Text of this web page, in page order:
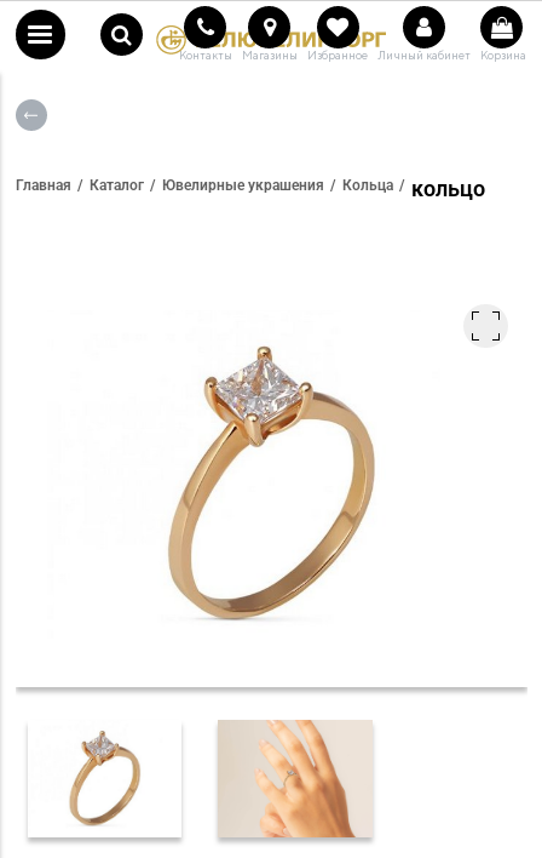
Контакты Магазины Избранное Личный кабинет Корзина
Главная Каталог Ювелирные украшения Кольца кольцо